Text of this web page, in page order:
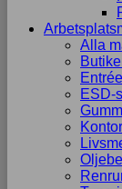
Alla
ESD-
Kontor